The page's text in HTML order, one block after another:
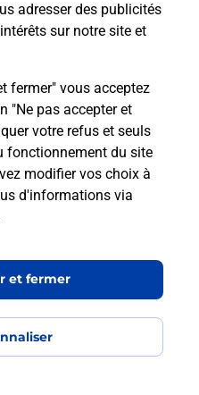
adresser des publicités
sur notre site et
fermer" vous acceptez
"Ne pas accepter et
votre refus et seuls
fonctionnement du site
modifier vos choix à
d'informations via
et fermer
la
?
Loudenvielle - téléassistance